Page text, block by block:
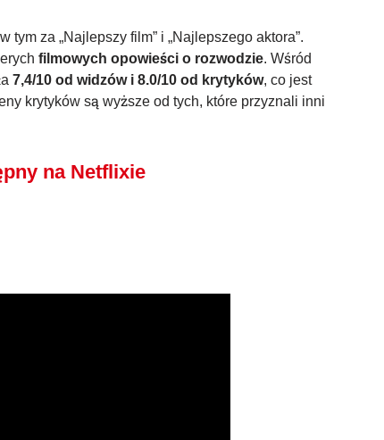
tym za „Najlepszy film” i „Najlepszego aktora”.
filmowych opowieści o rozwodzie. Wśród
7,4/10 od widzów i 8.0/10 od krytyków, co jest
krytyków są wyższe od tych, które przyznali inni
na Netflixie